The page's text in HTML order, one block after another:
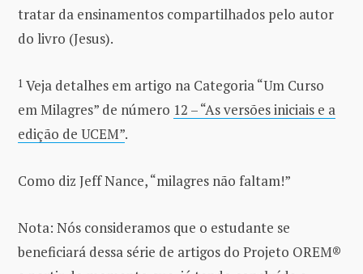
tratar da ensinamentos compartilhados pelo autor
do livro (Jesus).
1 Veja detalhes em artigo na Categoria “Um Curso
em Milagres” de número 12 – “As versões iniciais e a
edição de UCEM”.
Como diz Jeff Nance, “milagres não faltam!”
Nota: Nós consideramos que o estudante se
beneficiará dessa série de artigos do Projeto OREM®